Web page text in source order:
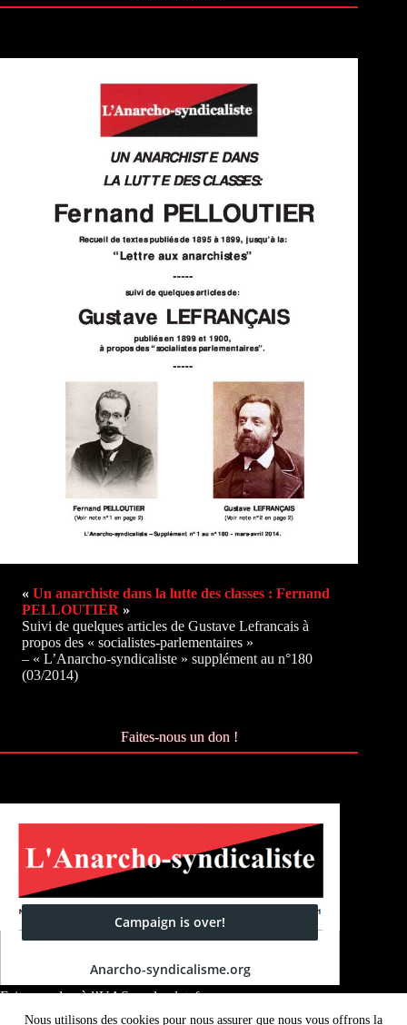
Nous utilisons des cookies pour nous assurer que nous vous offrons la
« Un anarchiste dans la lutte des classes : Fernand
PELLOUTIER »
Suivi de quelques articles de Gustave Lefrancais à
propos des « socialistes-parlementaires »
– « L’Anarcho-syndicaliste » supplément au n°180
(03/2014)
Faites-nous un don !
Faites un don à l’UAS sur la plateforme
Okpal :
Okpal.com/anarcho-syndicalisme